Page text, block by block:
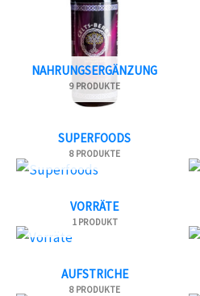
NAHRUNGSERGÄNZUNG
9 PRODUKTE
SUPERFOODS
8 PRODUKTE
VORRÄTE
1 PRODUKT
AUFSTRICHE
8 PRODUKTE